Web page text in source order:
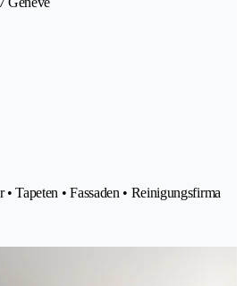
Tapeten • Fassaden • Reinigungsfirma